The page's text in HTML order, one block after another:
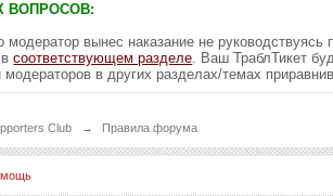
ВОПРОСОВ:
модератор вынес наказание не
всоответствующем разделе. Ваш ТраблТикет
в других разделах/темах
Club → Правила форума